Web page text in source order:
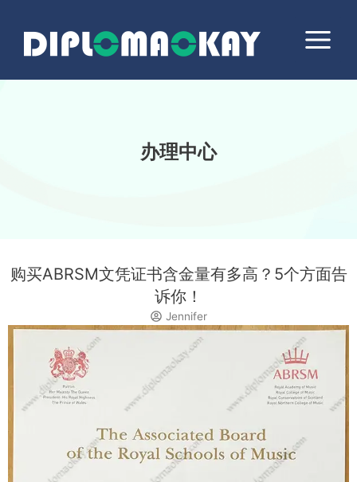
Menu
办理中心
购买ABRSM文凭证书含金量有多高？5个方面告
诉你！
Jennifer